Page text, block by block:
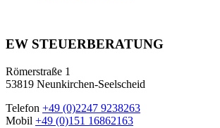
EW STEUERBERATUNG
Römerstraße 1
53819 Neunkirchen-Seelscheid
Telefon +49 (0)2247 9238263
Mobil +49 (0)151 16862163